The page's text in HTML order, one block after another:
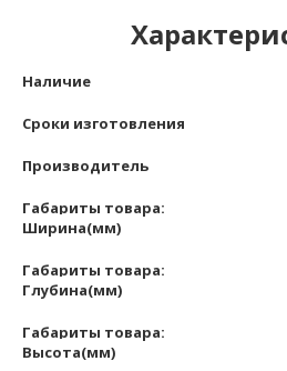
Наличие
Сроки изготовления
Производитель
Габариты товара:
Ширина(мм)
Габариты товара:
Глубина(мм)
Габариты товара:
Высота(мм)